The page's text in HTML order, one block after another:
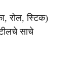
रोल, स्टिक)
साचे